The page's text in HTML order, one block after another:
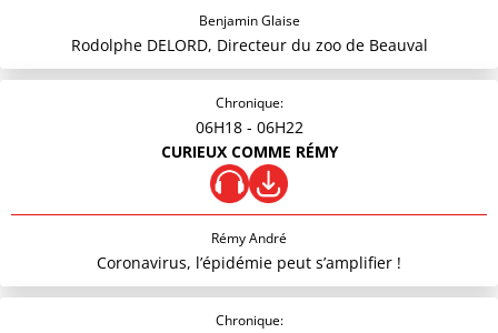
Benjamin Glaise
Rodolphe DELORD, Directeur du zoo de Beauval
Chronique:
06H18 - 06H22
CURIEUX COMME RÉMY
Rémy André
Coronavirus, l’épidémie peut s’amplifier !
Chronique: